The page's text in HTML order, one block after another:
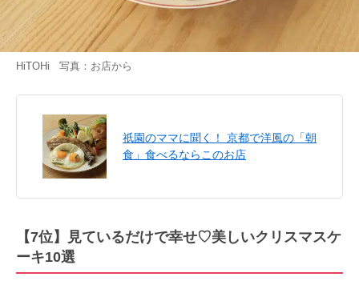
HiTOHi 写真：お店から
祇園のママに聞く！ 京都で洋風の「朝
食」食べるならこのお店
【7位】見ているだけで幸せ♡美しいクリスマスケ
ーキ10選